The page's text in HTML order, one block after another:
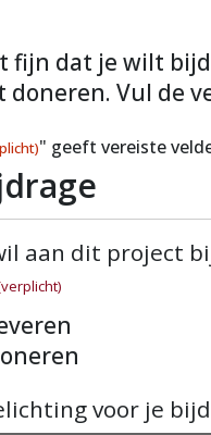
fijn dat je wilt
doneren. Vul de
" geeft vereiste
aan dit project
voor je